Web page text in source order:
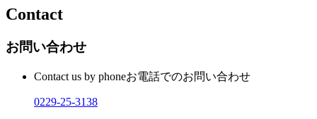
Contact
お問い合わせ
Contact us by phoneお電話でのお問い合わせ
0229-25-3138